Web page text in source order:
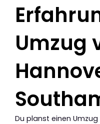
Umzug
Du planst einen